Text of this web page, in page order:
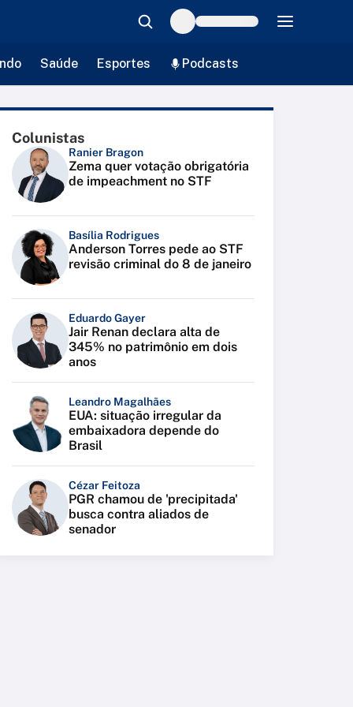
Saúde Esportes Podcasts
Colunistas
Ranier Bragon
Zema quer votação obrigatória
de impeachment no STF
Basília Rodrigues
Anderson Torres pede ao STF
revisão criminal do 8 de janeiro
Eduardo Gayer
Jair Renan declara alta de
345% no patrimônio em dois
anos
Leandro Magalhães
EUA: situação irregular da
embaixadora depende do
Brasil
Cézar Feitoza
PGR chamou de 'precipitada'
busca contra aliados de
senador